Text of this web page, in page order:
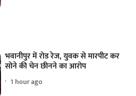
भवानीपुर में रोड रेज, युवक से मारपीट कर
सोने की चेन छीनने का आरोप
1 hour ago